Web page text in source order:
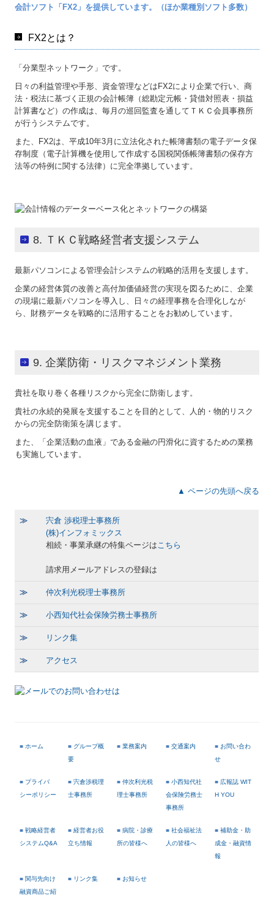
会計ソフト「FX2」を提供しています。（ほか業種別ソフト多数）
FX2とは？
「分業型ネットワーク」です。
日々の利益管理や手形、資金管理などはFX2により企業で行い、商
法・税法に基づく正規の会計帳簿（総勘定元帳・貸借対照表・損益
計算書など）の作成は、毎月の巡回監査を通してＴＫＣ会員事務所
が行うシステムです。
また、FX2は、平成10年3月に立法化された帳簿書類の電子データ保
存制度（電子計算機を使用して作成する国税関係帳簿書類の保存方
法等の特例に関する法律）に完全準拠しています。
8. ＴＫＣ戦略経営者支援システム
最新パソコンによる管理会計システムの戦略的活用を支援します。
企業の経営体質の改善と高付加価値経営の実現を図るために、企業
の現場に最新パソコンを導入し、日々の経理事務を合理化しなが
ら、財務データを戦略的に活用することをお勧めしています。
9. 企業防衛・リスクマネジメント業務
貴社を取り巻く各種リスクから完全に防衛します。
貴社の永続的発展を支援することを目的として、人的・物的リスク
からの完全防衛策を講じます。
また、「企業活動の血液」である金融の円滑化に資するための業務
も実施しています。
▲ ページの先頭へ戻る
≫
宍倉 渉税理士事務所
(株)インフォミックス
相続・事業承継の特集ページはこちら
請求用メールアドレスの登録は
≫ 仲次利光税理士事務所
≫ 小西知代社会保険労務士事務所
≫ リンク集
≫ アクセス
■ ホーム ■ グループ概
要
■ 業務案内 ■ 交通案内 ■ お問い合わ
せ
■ プライバ
シーポリシー
■ 宍倉渉税理
士事務所
■ 仲次利光税
理士事務所
■ 小西知代社
会保険労務士
事務所
■ 広報誌 WIT
H YOU
■ 戦略経営者
システムQ&A
■ 経営者お役
立ち情報
■ 病院・診療
所の皆様へ
■ 社会福祉法
人の皆様へ
■ 補助金・助
成金・融資情
報
■ 関与先向け
融資商品ご紹
■ リンク集 ■ お知らせ